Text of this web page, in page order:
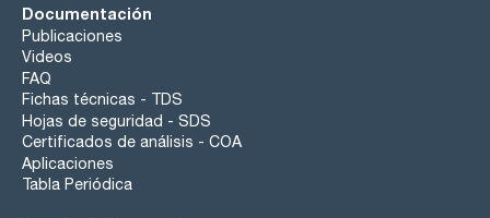
Documentación
Publicaciones
Videos
FAQ
Fichas técnicas - TDS
Hojas de seguridad - SDS
Certificados de análisis - COA
Aplicaciones
Tabla Periódica